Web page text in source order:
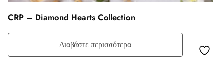
CRP – Diamond Hearts Collection
Διαβάστε περισσότερα